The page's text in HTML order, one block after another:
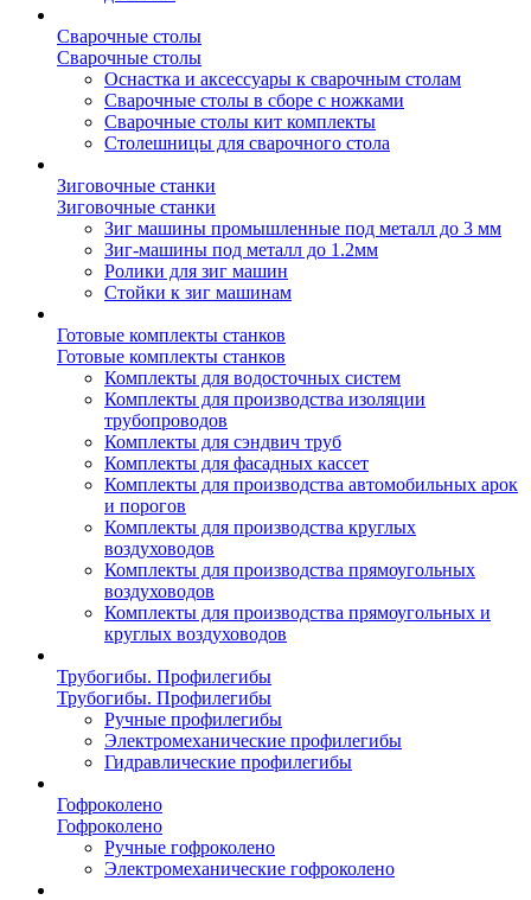
Сварочные столы
Сварочные столы
Оснастка и аксессуары к сварочным столам
Сварочные столы в сборе с ножками
Сварочные столы кит комплекты
Столешницы для сварочного стола
Зиговочные станки
Зиговочные станки
Зиг машины промышленные под металл до 3 мм
Зиг-машины под металл до 1.2мм
Ролики для зиг машин
Стойки к зиг машинам
Готовые комплекты станков
Готовые комплекты станков
Комплекты для водосточных систем
Комплекты для производства изоляции
трубопроводов
Комплекты для сэндвич труб
Комплекты для фасадных кассет
Комплекты для производства автомобильных арок
и порогов
Комплекты для производства круглых
воздуховодов
Комплекты для производства прямоугольных
воздуховодов
Комплекты для производства прямоугольных и
круглых воздуховодов
Трубогибы. Профилегибы
Трубогибы. Профилегибы
Ручные профилегибы
Электромеханические профилегибы
Гидравлические профилегибы
Гофроколено
Гофроколено
Ручные гофроколено
Электромеханические гофроколено